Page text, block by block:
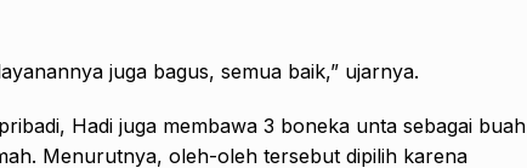
juga bagus, semua baik,” ujarnya.
Hadi juga membawa 3 boneka unta sebagai buah
Menurutnya, oleh-oleh tersebut dipilih karena